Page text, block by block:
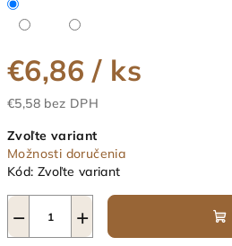
€6,86/ ks
€5,58 bez DPH
cena:
Zvoľte variant
Možnosti doručenia
Kód: Zvoľte variant
+
−